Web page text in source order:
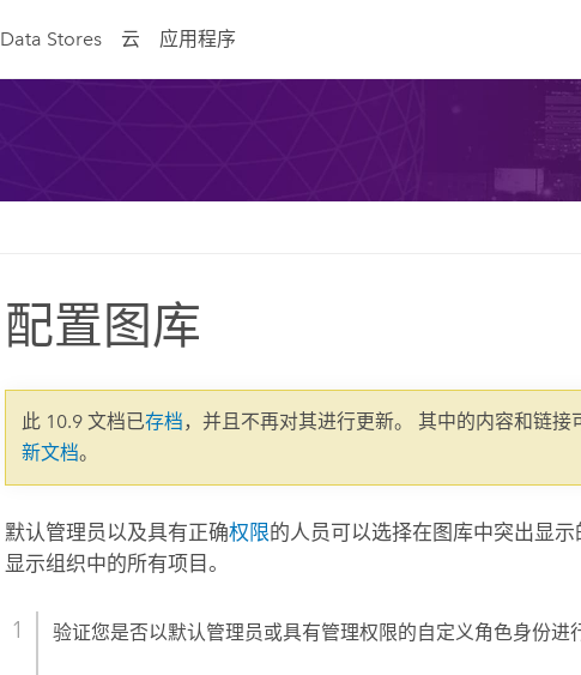
Data Stores 云 应用程序
配置图库
此 10.9 文档已存档，并且不再对其进行更新。 其中的内容和链
新文档。
默认管理员以及具有正确权限的人员可以选择在图库中突出显
显示组织中的所有项目。
验证您是否以默认管理员或具有管理权限的自定义角色身份进